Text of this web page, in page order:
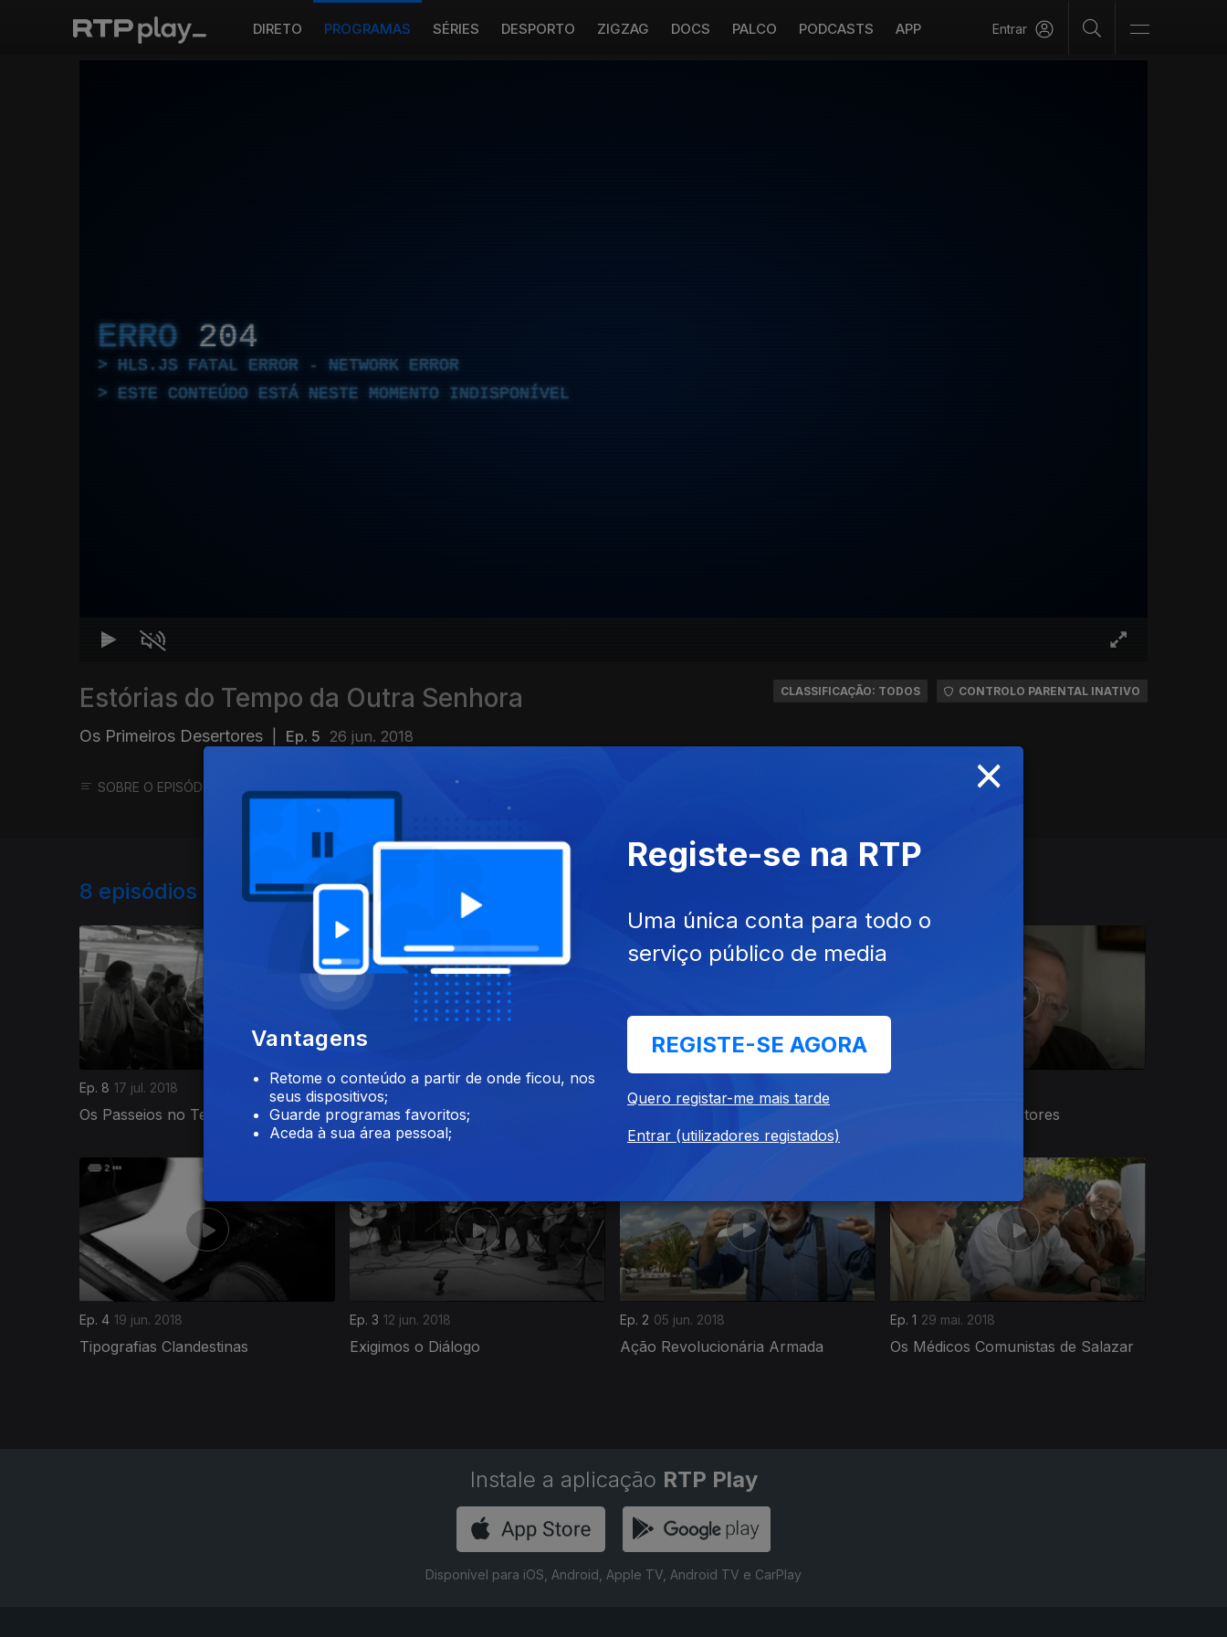
DIRETO PROGRAMAS SÉRIES DESPORTO ZIGZAG DOCS PALCO PODCASTS APP Entrar
ERRO 204
HLS.JS FATAL ERROR - NETWORK ERROR
ESTE CONTEÚDO ESTÁ NESTE MOMENTO INDISPONÍVEL
Estórias do Tempo da Outra Senhora
Os Primeiros Desertores Ep. 5 26 jun. 2018
CLASSIFICAÇÃO: TODOS CONTROLO PARENTAL INATIVO
SOBRE O EPISÓDIO SITE
8 episódios disponíveis
Ep. 8 17 jul. 2018
Os Passeios no Tejo
Ep. 7 10 jul. 2018
A Voz das Camaradas Os Primeiros Desertores
Ep. 4 19 jun. 2018
Tipografias Clandestinas
Ep. 3 12 jun. 2018
Exigimos o Diálogo
Ep. 2 05 jun. 2018
Ação Revolucionária Armada
Ep. 1 29 mai. 2018
Os Médicos Comunistas de Salazar
232348
Instale a aplicação RTP Play
Disponível para iOS, Android, Apple TV, Android TV e CarPlay
×
Vantagens
Retome o conteúdo a partir de onde ficou, nos
seus dispositivos;
Guarde programas favoritos;
Aceda à sua área pessoal;
Registe-se na RTP
Uma única conta para todo o
serviço público de media
REGISTE-SE AGORA
Quero registar-me mais tarde
Entrar (utilizadores registados)